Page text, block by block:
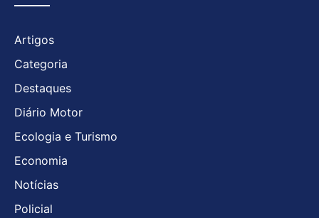
Artigos
Categoria
Destaques
Diário Motor
Ecologia e Turismo
Economia
Notícias
Policial